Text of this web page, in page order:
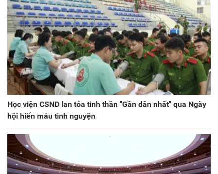
Học viện CSND lan tỏa tinh thần "Gần dân nhất" qua Ngày
hội hiến máu tình nguyện